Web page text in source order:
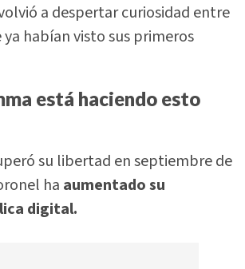
a despertar curiosidad entre
habían visto sus primeros
está haciendo esto
su libertad en septiembre de
ha aumentado su
digital.